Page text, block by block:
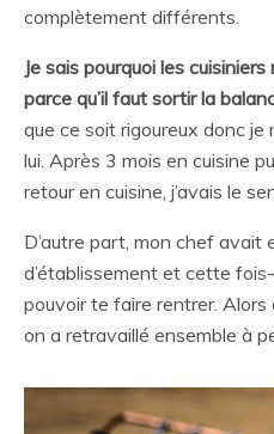
complètement différents.
Je sais pourquoi les
parce qu’il faut sortir la
que ce soit rigoureux donc
lui. Après 3 mois en cuisine
retour en cuisine, j’avais le
D’autre part, mon chef avait
d’établissement et cette
pouvoir te faire rentrer. Alors
on a retravaillé ensemble à